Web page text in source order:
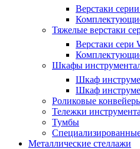
Верстаки
Тяжелые верстаки
Верстаки сери
Шкафы
Шкаф
Шкаф
Роликовые
Тележки
Тумбы
Металлические стеллажи